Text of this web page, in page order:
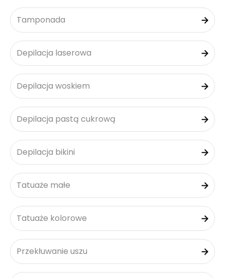
Tamponada
Depilacja laserowa
Depilacja woskiem
Depilacja pastą cukrową
Depilacja bikini
Tatuaże małe
Tatuaże kolorowe
Przekłuwanie uszu